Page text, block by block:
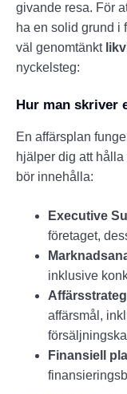
givande resa. För
ha en solid grund i
väl genomtänkt
nyckelsteg:
Hur man skriver
En affärsplan
hjälper dig att
bör innehålla:
Executive
företaget,
inklusive
affärsmål,
Finansiell